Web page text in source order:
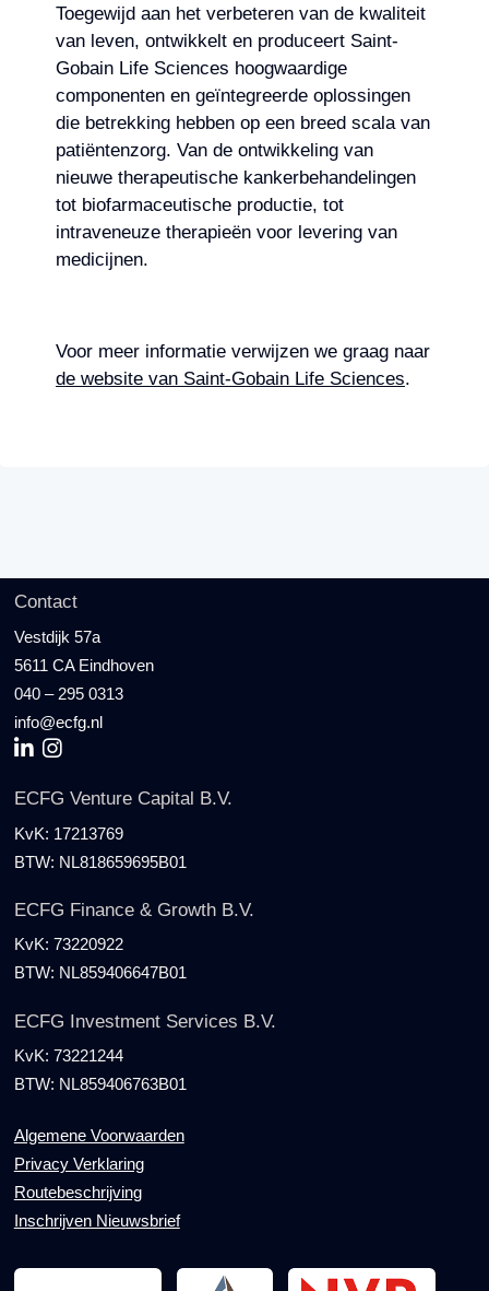
Toegewijd aan het verbeteren van de kwaliteit
van leven, ontwikkelt en produceert Saint-
Gobain Life Sciences hoogwaardige
componenten en geïntegreerde oplossingen
die betrekking hebben op een breed scala van
patiëntenzorg. Van de ontwikkeling van
nieuwe therapeutische kankerbehandelingen
tot biofarmaceutische productie, tot
intraveneuze therapieën voor levering van
medicijnen.
Voor meer informatie verwijzen we graag naar
de website van Saint-Gobain Life Sciences.
Contact
Vestdijk 57a
5611 CA Eindhoven
040 – 295 0313
info@ecfg.nl
ECFG Venture Capital B.V.
KvK: 17213769
BTW: NL818659695B01
ECFG Finance & Growth B.V.
KvK: 73220922
BTW: NL859406647B01
ECFG Investment Services B.V.
KvK: 73221244
BTW: NL859406763B01
Algemene Voorwaarden
Privacy Verklaring
Routebeschrijving
Inschrijven Nieuwsbrief